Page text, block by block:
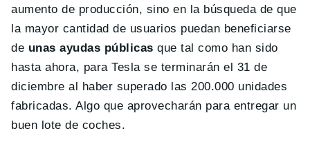
aumento de producción, sino en la búsqueda de que
la mayor cantidad de usuarios puedan beneficiarse
de unas ayudas públicas que tal como han sido
hasta ahora, para Tesla se terminarán el 31 de
diciembre al haber superado las 200.000 unidades
fabricadas. Algo que aprovecharán para entregar un
buen lote de coches.